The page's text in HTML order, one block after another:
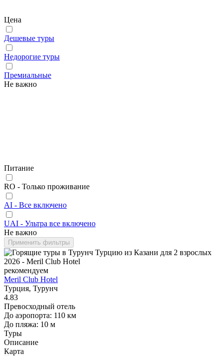
Цена
Дешевые туры
Недорогие туры
Премиальные
Не важно
Питание
RO - Только проживание
AI - Все включено
UAI - Ультра все включено
Не важно
Применить фильтры
рекомендуем
Meril Club Hotel
Турция, Турунч
4.83
Превосходный отель
До аэропорта: 110 км
До пляжа: 10 м
Туры
Описание
Карта